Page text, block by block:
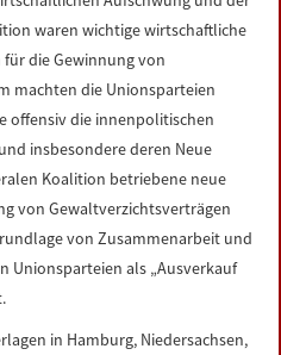
waren wichtige wirtschaftliche
die Gewinnung von
machten die Unionsparteien
offensiv die innenpolitischen
insbesondere deren Neue
Koalition betriebene neue
von Gewaltverzichtsverträgen
von Zusammenarbeit und
Unionsparteien als „Ausverkauf
in Hamburg, Niedersachsen,